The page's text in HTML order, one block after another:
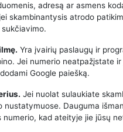
adresą ar asmens
skambinantysis atrodo
Yra įvairių paslaugų ir
Jei numerio neatpažįstate
Google paiešką.
Jei nuolat sulaukiate
nustatymuose. Dauguma
numerio, kad ateityje jie jūsų